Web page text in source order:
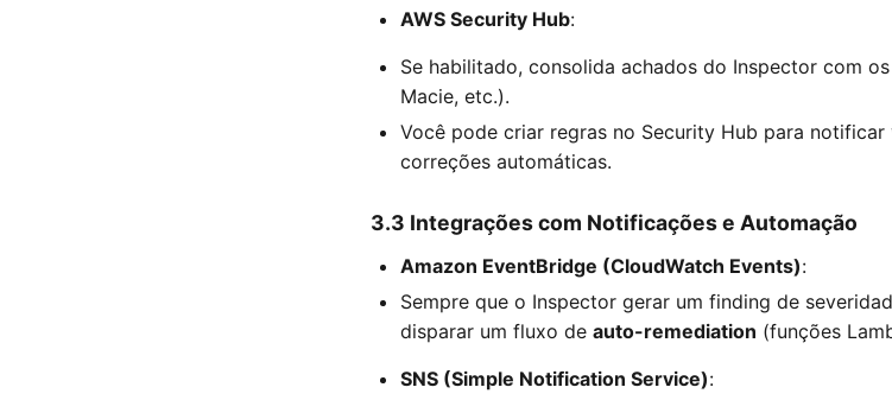
AWS Security Hub:
Se habilitado, consolida achados do Inspector com
Macie, etc.).
Você pode criar regras no Security Hub para
correções automáticas.
3.3 Integrações com Notificações e Automação
Amazon EventBridge (CloudWatch Events):
Sempre que o Inspector gerar um finding de
disparar um fluxo de auto-remediation (funções
SNS (Simple Notification Service):